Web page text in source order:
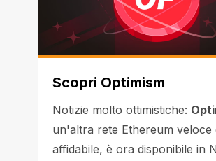
Scopri Optimism
Notizie molto ottimistiche:
un'altra rete Ethereum veloce
affidabile, è ora disponibile in